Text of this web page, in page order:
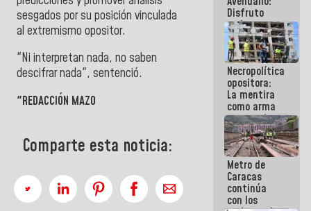
sesgados por su posición vinculada
al extremismo opositor.
"Ni interpretan nada, no saben
descifrar nada", sentenció.
"REDACCIÓN MAZO
Comparte esta noticia:
Disfruto
cada vez
que escribes
porque lo
que haces
es
embarrarla
Necropolítica
opositora:
La mentira
como arma
contra el
Pueblo
Metro de
Caracas
continúa
con los